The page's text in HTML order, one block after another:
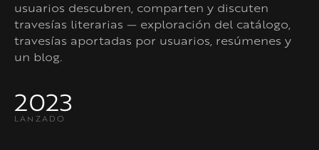
usuarios descubren, comparten y discuten
travesías literarias — exploración del catálogo,
travesías aportadas por usuarios, resúmenes y
un blog.
2023
LANZADO